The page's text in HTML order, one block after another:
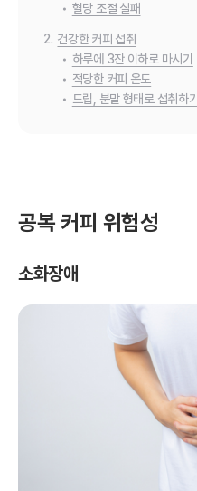
• 혈당 조절 실패
2. 건강한 커피 섭취
• 하루에 3잔 이하로 마시기
• 적당한 커피 온도
• 드립, 분말 형태로 섭취하기
공복 커피 위험성
소화장애